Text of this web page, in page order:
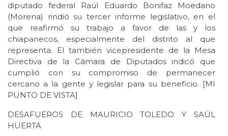
diputado federal Raúl Eduardo Bonifaz Moedano
(Morena) rindió su tercer informe legislativo, en el
que reafirmó su trabajo a favor de las y los
chiapanecos, especialmente del distrito al que
representa. El también vicepresidente de la Mesa
Directiva de la Cámara de Diputados indicó que
cumplió con su compromiso de permanecer
cercano a la gente y legislar para su beneficio. [MI
PUNTO DE VISTA]
DESAFUEROS DE MAURICIO TOLEDO Y SAÚL
HUERTA